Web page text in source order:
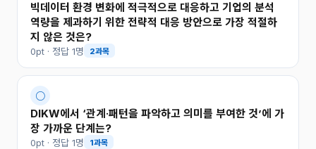
빅데이터 환경 변화에 적극적으로 대응하고 기업의 분석
역량을 제과하기 위한 전략적 대응 방안으로 가장 적절하
지 않은 것은?
0pt · 정답 1명 2과목
○
DIKW에서 ‘관계·패턴을 파악하고 의미를 부여한 것’에 가
장 가까운 단계는?
0pt · 정답 1명 1과목